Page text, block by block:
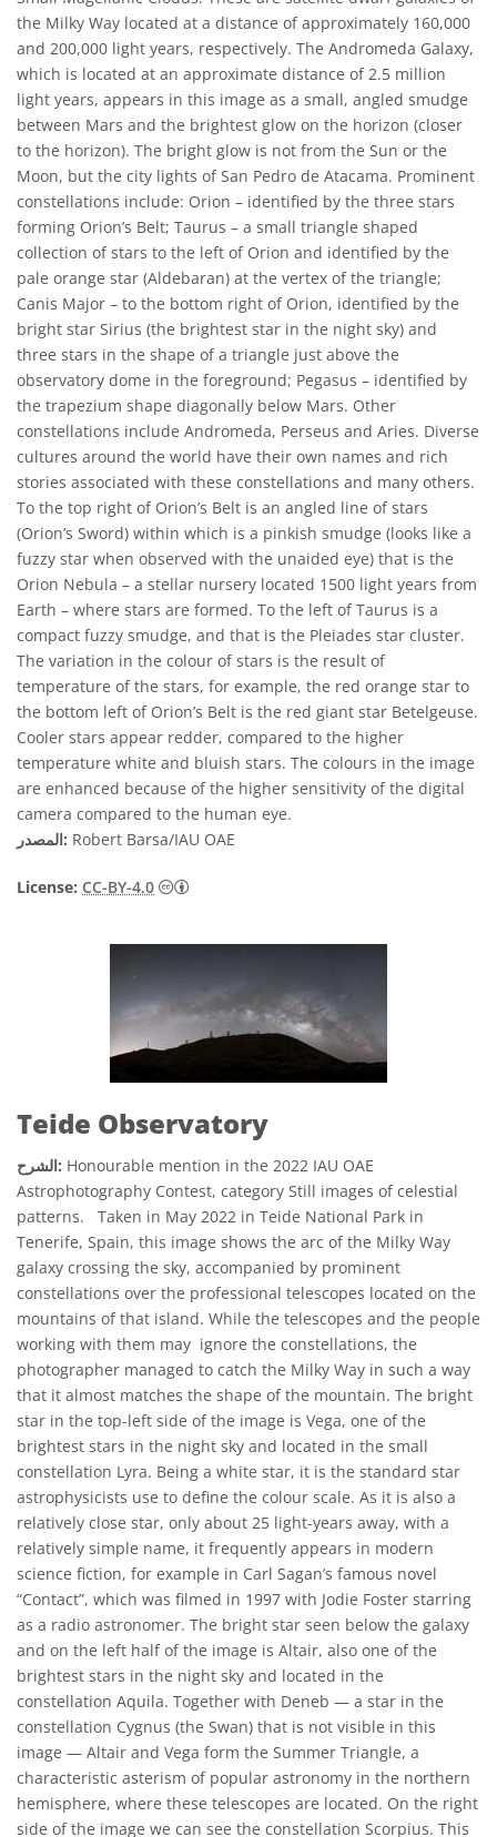
the Milky Way located at a distance of approximately 160,000
and 200,000 light years, respectively. The Andromeda Galaxy,
which is located at an approximate distance of 2.5 million
light years, appears in this image as a small, angled smudge
between Mars and the brightest glow on the horizon (closer
to the horizon). The bright glow is not from the Sun or the
Moon, but the city lights of San Pedro de Atacama. Prominent
constellations include: Orion – identified by the three stars
forming Orion’s Belt; Taurus – a small triangle shaped
collection of stars to the left of Orion and identified by the
pale orange star (Aldebaran) at the vertex of the triangle;
Canis Major – to the bottom right of Orion, identified by the
bright star Sirius (the brightest star in the night sky) and
three stars in the shape of a triangle just above the
observatory dome in the foreground; Pegasus – identified by
the trapezium shape diagonally below Mars. Other
constellations include Andromeda, Perseus and Aries. Diverse
cultures around the world have their own names and rich
stories associated with these constellations and many others.
To the top right of Orion’s Belt is an angled line of stars
(Orion’s Sword) within which is a pinkish smudge (looks like a
fuzzy star when observed with the unaided eye) that is the
Orion Nebula – a stellar nursery located 1500 light years from
Earth – where stars are formed. To the left of Taurus is a
compact fuzzy smudge, and that is the Pleiades star cluster.
The variation in the colour of stars is the result of
temperature of the stars, for example, the red orange star to
the bottom left of Orion’s Belt is the red giant star Betelgeuse.
Cooler stars appear redder, compared to the higher
temperature white and bluish stars. The colours in the image
are enhanced because of the higher sensitivity of the digital
camera compared to the human eye.
المصدر: Robert Barsa/IAU OAE
License: CC-BY-4.0
Teide Observatory
الشرح: Honourable mention in the 2022 IAU OAE
Astrophotography Contest, category Still images of celestial
patterns. Taken in May 2022 in Teide National Park in
Tenerife, Spain, this image shows the arc of the Milky Way
galaxy crossing the sky, accompanied by prominent
constellations over the professional telescopes located on the
mountains of that island. While the telescopes and the people
working with them may ignore the constellations, the
photographer managed to catch the Milky Way in such a way
that it almost matches the shape of the mountain. The bright
star in the top-left side of the image is Vega, one of the
brightest stars in the night sky and located in the small
constellation Lyra. Being a white star, it is the standard star
astrophysicists use to define the colour scale. As it is also a
relatively close star, only about 25 light-years away, with a
relatively simple name, it frequently appears in modern
science fiction, for example in Carl Sagan’s famous novel
“Contact”, which was filmed in 1997 with Jodie Foster starring
as a radio astronomer. The bright star seen below the galaxy
and on the left half of the image is Altair, also one of the
brightest stars in the night sky and located in the
constellation Aquila. Together with Deneb — a star in the
constellation Cygnus (the Swan) that is not visible in this
image — Altair and Vega form the Summer Triangle, a
characteristic asterism of popular astronomy in the northern
hemisphere, where these telescopes are located. On the right
side of the image we can see the constellation Scorpius. This